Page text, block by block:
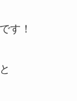
です！